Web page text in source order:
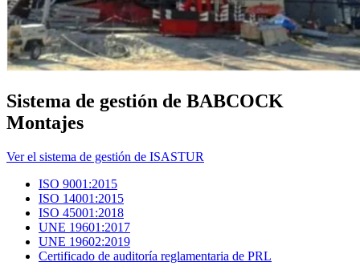
Sistema de gestión de BABCOCK
Montajes
Ver el sistema de gestión de ISASTUR
ISO 9001:2015
ISO 14001:2015
ISO 45001:2018
UNE 19601:2017
UNE 19602:2019
Certificado de auditoría reglamentaria de PRL